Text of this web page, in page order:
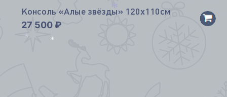
Консоль «Алые звёзды» 120х110см
27 500 ₽